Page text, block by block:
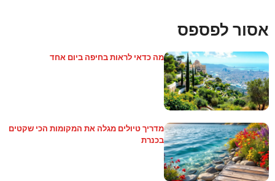
אסור לפספס
מה כדאי לראות בחיפה ביום אחד
מדריך טיולים מגלה את המקומות הכי שקטים
בכנרת